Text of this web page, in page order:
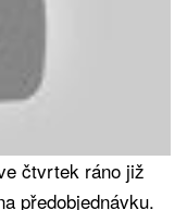
čtvrtek ráno již
předobjednávku.